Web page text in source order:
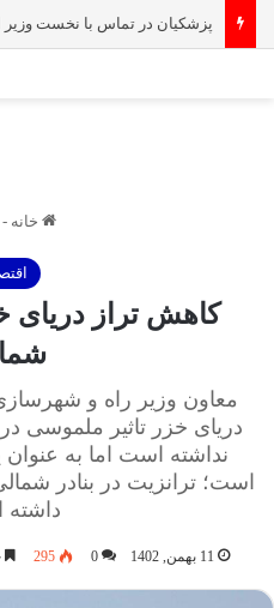
خانه -
کاهش تراز دریای
معاون وزیر راه و
دریای خزر تاثیر ملموسی
نداشته است اما به
11 بهمن, 1402 0
295